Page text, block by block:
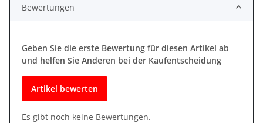
Bewertungen
Geben Sie die erste Bewertung für diesen Artikel ab
und helfen Sie Anderen bei der Kaufentscheidung
Artikel bewerten
Es gibt noch keine Bewertungen.